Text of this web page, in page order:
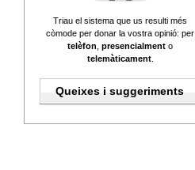
Triau el sistema que us resulti més
còmode per donar la vostra opinió: per
telèfon ,presencialment o
telemàticament.
Queixes i suggeriments